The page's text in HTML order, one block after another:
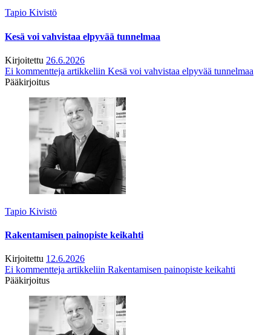
Tapio Kivistö
Kesä voi vahvistaa elpyvää tunnelmaa
Kirjoitettu 26.6.2026
Ei kommentteja artikkeliin Kesä voi vahvistaa elpyvää tunnelmaa
Pääkirjoitus
Tapio Kivistö
Rakentamisen painopiste keikahti
Kirjoitettu 12.6.2026
Ei kommentteja artikkeliin Rakentamisen painopiste keikahti
Pääkirjoitus